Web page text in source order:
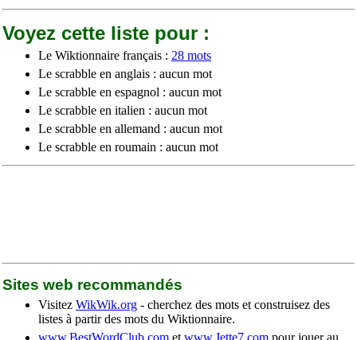
Voyez cette liste pour :
Le Wiktionnaire français : 28 mots
Le scrabble en anglais : aucun mot
Le scrabble en espagnol : aucun mot
Le scrabble en italien : aucun mot
Le scrabble en allemand : aucun mot
Le scrabble en roumain : aucun mot
Sites web recommandés
Visitez WikWik.org - cherchez des mots et construisez des
listes à partir des mots du Wiktionnaire.
www.BestWordClub.com et www.Jette7.com pour jouer au